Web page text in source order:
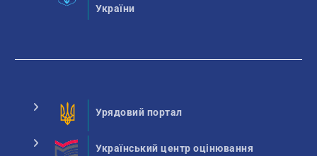
України
Урядовий портал
Український центр оцінювання